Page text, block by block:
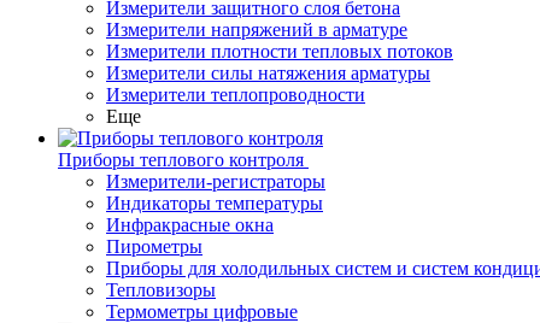
Измерители защитного слоя бетона
Измерители напряжений в арматуре
Измерители плотности тепловых потоков
Измерители силы натяжения арматуры
Измерители теплопроводности
Еще
Приборы теплового контроля
Измерители-регистраторы
Индикаторы температуры
Инфракрасные окна
Пирометры
Приборы для холодильных систем и систем
Тепловизоры
Термометры цифровые